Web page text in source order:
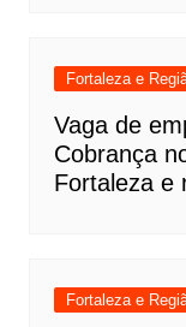
Fortaleza e
Vaga de
Cobrança
Fortaleza e
Fortaleza e